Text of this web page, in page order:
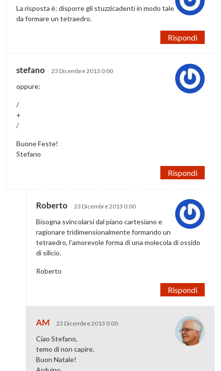
La risposta è: disporre gli stuzzicadenti in modo tale
da formare un tetraedro.
Rispondi
stefano 23 Dicembre 2013 0:00
oppure:
/
+
/
Buone Feste!
Stefano
Rispondi
Roberto 23 Dicembre 2013 0:00
Bisogna svincolarsi dal piano cartesiano e
ragionare tridimensionalmente formando un
tetraedro, l’amorevole forma di una molecola di ossido
di silicio.
Roberto
Rispondi
AM 23 Dicembre 2013 0:00
Ciao Stefano,
temo di non capire.
Buon Natale!